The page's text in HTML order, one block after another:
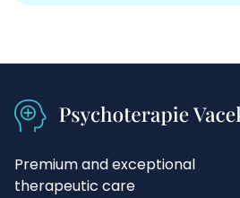
Premium and exceptional
therapeutic care